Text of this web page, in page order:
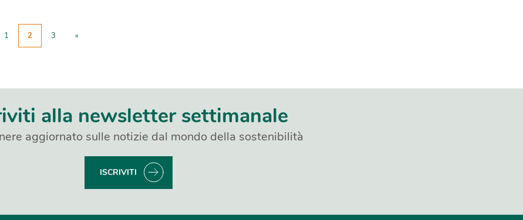
1 2 3 »
alla newsletter settimanale
aggiornato sulle notizie dal mondo della sostenibilità
ISCRIVITI